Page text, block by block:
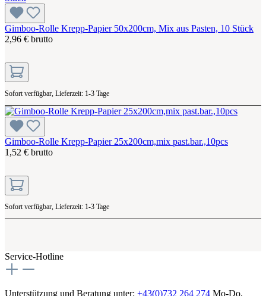
Gimboo-Rolle Krepp-Papier 50x200cm, Mix aus Pasten, 10 Stück
2,96 € brutto
Sofort verfügbar, Lieferzeit: 1-3 Tage
Gimboo-Rolle Krepp-Papier 25x200cm,mix past.bar.,10pcs
1,52 € brutto
Sofort verfügbar, Lieferzeit: 1-3 Tage
Service-Hotline
Unterstützung und Beratung unter: +43(0)732 264 274 Mo-Do,